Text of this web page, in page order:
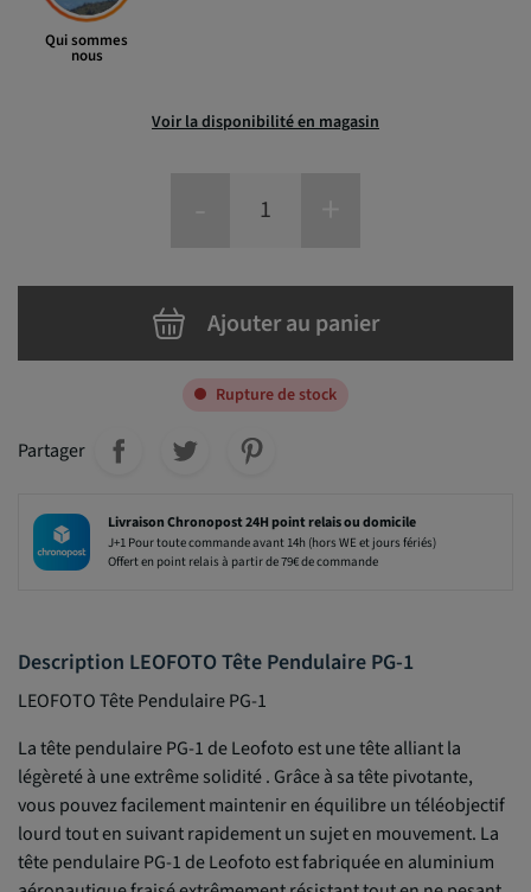
Qui sommes
nous
Voir la disponibilité en magasin
Ajouter au panier
Rupture de stock
Partager
Livraison Chronopost 24H point relais ou domicile
J+1 Pour toute commande avant 14h (hors WE et jours fériés)
Offert en point relais à partir de 79€ de commande
Description LEOFOTO Tête Pendulaire PG-1
LEOFOTO Tête Pendulaire PG-1
La tête pendulaire PG-1 de Leofoto est une tête alliant la
légèreté à une extrême solidité . Grâce à sa tête pivotante,
vous pouvez facilement maintenir en équilibre un téléobjectif
lourd tout en suivant rapidement un sujet en mouvement. La
tête pendulaire PG-1 de Leofoto est fabriquée en aluminium